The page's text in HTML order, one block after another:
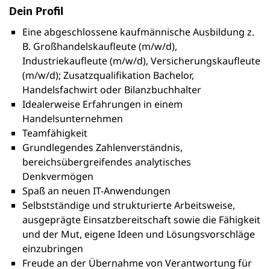
Dein Profil
Eine abgeschlossene kaufmännische Ausbildung z.
B. Großhandelskaufleute (m/w/d),
Industriekaufleute (m/w/d), Versicherungskaufleute
(m/w/d); Zusatzqualifikation Bachelor,
Handelsfachwirt oder Bilanzbuchhalter
Idealerweise Erfahrungen in einem
Handelsunternehmen
Teamfähigkeit
Grundlegendes Zahlenverständnis,
bereichsübergreifendes analytisches
Denkvermögen
Spaß an neuen IT-Anwendungen
Selbstständige und strukturierte Arbeitsweise,
ausgeprägte Einsatzbereitschaft sowie die Fähigkeit
und der Mut, eigene Ideen und Lösungsvorschläge
einzubringen
Freude an der Übernahme von Verantwortung für